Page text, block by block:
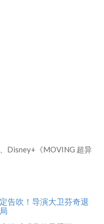
Disney+《MOVING 超异
告吹！导演大卫芬奇退